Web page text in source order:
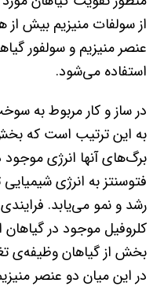
از سولفات منیزیم بیش
عنصر منیزیم و سولفور
استفاده می‌شود.
در ساز و کار مربوط به
به این ترتیب است که
برگ‌های آنها انرژی موجود
فتوسنتز به انرژی
رشد و نمو می‌یابد.
کلروفیل موجود در
بخش از گیاهان وظیفه‌ی
در این میان دو عنصر